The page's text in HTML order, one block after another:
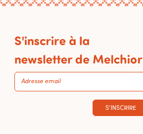
S'inscrire à la
newsletter de Melchior
S'INSCRIRE